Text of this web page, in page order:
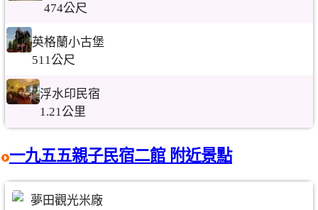
474公尺
英格蘭小古堡
511公尺
浮水印民宿
1.21公里
一九五五親子民宿二館 附近景點
夢田觀光米廠